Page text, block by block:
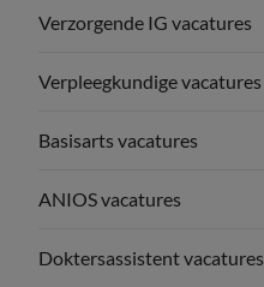
Verzorgende IG vacatures
Verpleegkundige vacatures
Basisarts vacatures
ANIOS vacatures
Doktersassistent vacatures